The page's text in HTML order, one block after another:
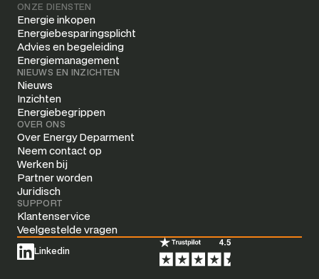
ONZE DIENSTEN
Energie inkopen
Energiebesparingsplicht
Advies en begeleiding
Energiemanagement
NIEUWS EN INZICHTEN
Nieuws
Inzichten
Energiebegrippen
OVER ONS
Over Energy Deparment
Neem contact op
Werken bij
Partner worden
Juridisch
SUPPORT
Klantenservice
Veelgestelde vragen
Linkedin